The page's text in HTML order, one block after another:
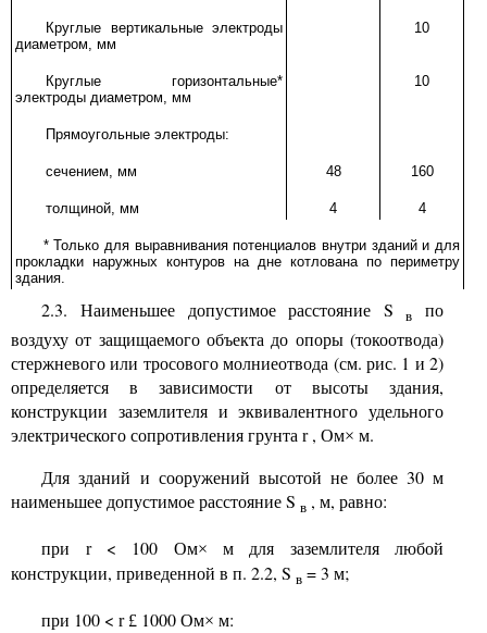
Круглые вертикальные электроды
диаметром, мм
10
Круглые горизонтальные*
электроды диаметром, мм
10
Прямоугольные электроды:
сечением, мм 48 160
толщиной, мм 4 4
* Только для выравнивания потенциалов внутри зданий и для
прокладки наружных контуров на дне котлована по периметру
здания.
2.3. Наименьшее допустимое расстояние S в
по
воздуху от защищаемого объекта до опоры (токоотвода)
стержневого или тросового молниеотвода (см. рис. 1 и 2)
определяется в зависимости от высоты здания,
конструкции заземлителя и эквивалентного удельного
электрического сопротивления грунта r, Ом× м.
Для зданий и сооружений высотой не более 30 м
наименьшее допустимое расстояниеS в , м, равно:
при r< 100 Ом×
м для заземлителя любой
конструкции, приведенной в п. 2.2, S в = 3 м;
при 100 <r £ 1000 Ом× м: